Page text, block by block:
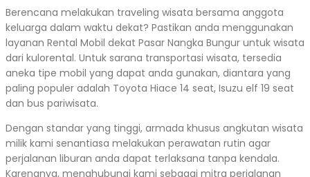
Berencana melakukan traveling wisata bersama anggota
keluarga dalam waktu dekat? Pastikan anda menggunakan
layanan Rental Mobil dekat Pasar Nangka Bungur untuk wisata
dari kulorental. Untuk sarana transportasi wisata, tersedia
aneka tipe mobil yang dapat anda gunakan, diantara yang
paling populer adalah Toyota Hiace 14 seat, Isuzu elf 19 seat
dan bus pariwisata.
Dengan standar yang tinggi, armada khusus angkutan wisata
milik kami senantiasa melakukan perawatan rutin agar
perjalanan liburan anda dapat terlaksana tanpa kendala.
Karenanya, menghubungi kami sebagai mitra perjalanan